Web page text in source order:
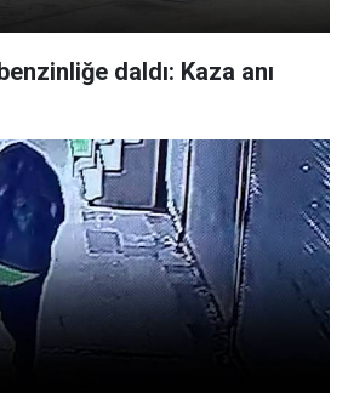
daldı: Kaza anı